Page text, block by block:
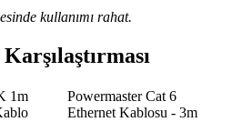
kullanımı rahat.
1m
Powermaster Cat 6
Ethernet Kablosu - 3m